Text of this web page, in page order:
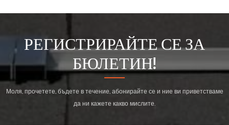
РЕГИСТРИРАЙТЕ СЕ ЗА
БЮЛЕТИН!
Моля, прочетете, бъдете в течение, абонирайте се и ние ви приветстваме
да ни кажете какво мислите.